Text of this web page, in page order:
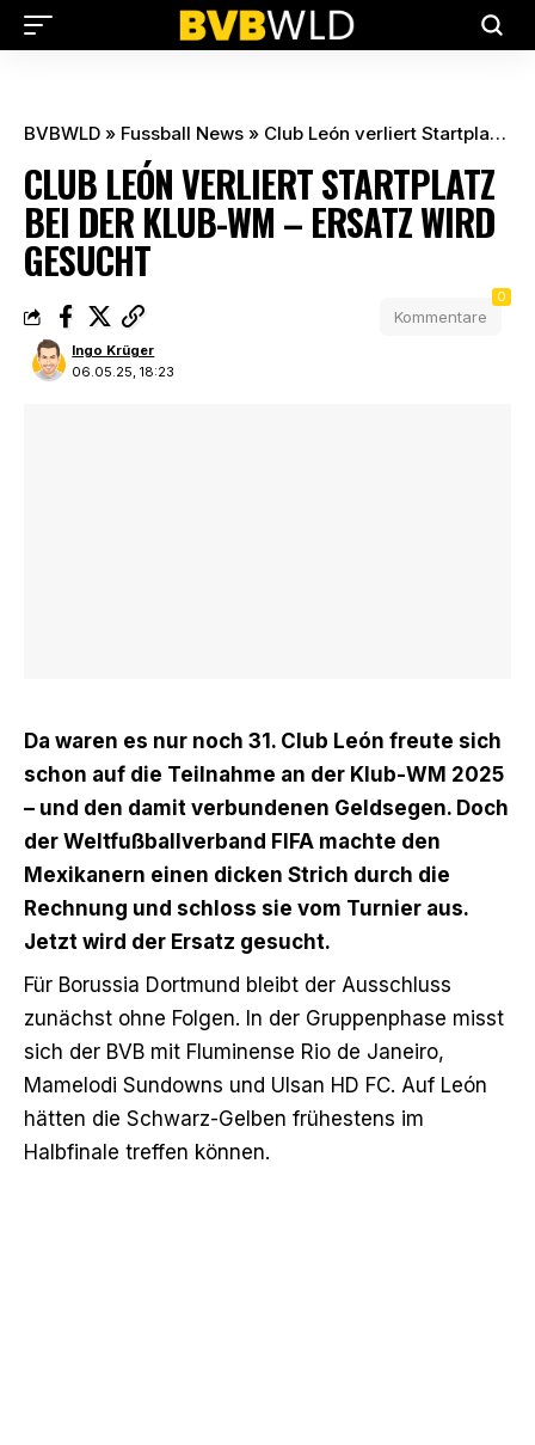
BVBWLD » Fussball News » Club León verliert Startplatz bei der Klub-WM – Ersatz wird gesucht
CLUB LEÓN VERLIERT STARTPLATZ
BEI DER KLUB-WM – ERSATZ WIRD
GESUCHT
06.05.25, 18:23
Ingo Krüger
Kommentare
0
Da waren es nur noch 31. Club León freute sich
schon auf die Teilnahme an der Klub-WM 2025
– und den damit verbundenen Geldsegen. Doch
der Weltfußballverband FIFA machte den
Mexikanern einen dicken Strich durch die
Rechnung und schloss sie vom Turnier aus.
Jetzt wird der Ersatz gesucht.
Für Borussia Dortmund bleibt der Ausschluss
zunächst ohne Folgen. In der Gruppenphase misst
sich der BVB mit Fluminense Rio de Janeiro,
Mamelodi Sundowns und Ulsan HD FC. Auf León
hätten die Schwarz-Gelben frühestens im
Halbfinale treffen können.